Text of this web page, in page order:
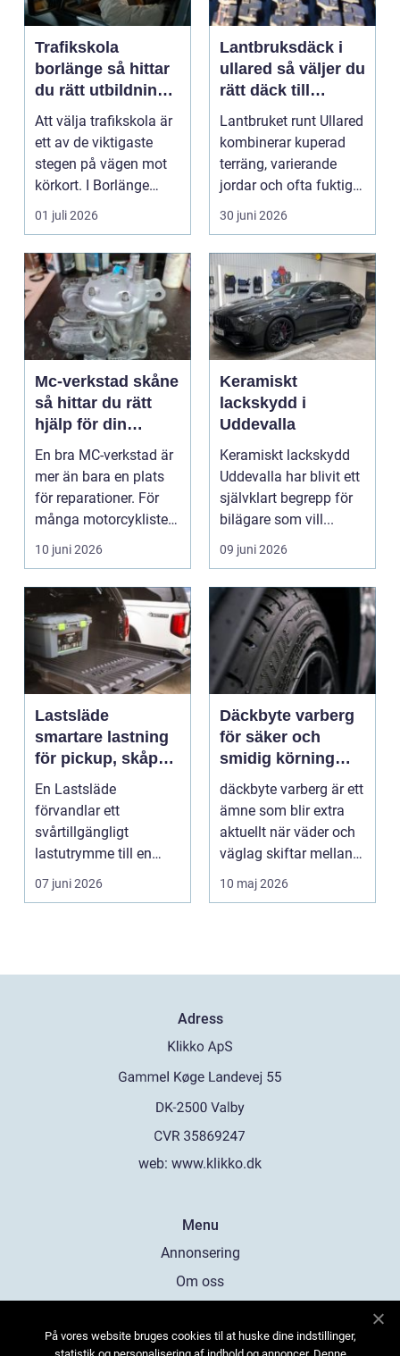
Trafikskola
borlänge så hittar
du rätt utbildning
till körkortet
Att välja trafikskola är
ett av de viktigaste
stegen på vägen mot
körkort. I Borlänge
finns flera al...
01 juli 2026
Lantbruksdäck i
ullared så väljer du
rätt däck till
gårdens maskiner
Lantbruket runt Ullared
kombinerar kuperad
terräng, varierande
jordar och ofta fuktigt
väder. Valet ...
30 juni 2026
Mc-verkstad skåne
så hittar du rätt
hjälp för din
motorcykel
En bra MC-verkstad är
mer än bara en plats
för reparationer. För
många motorcyklister
handlar det om...
10 juni 2026
Keramiskt
lackskydd i
Uddevalla
Keramiskt lackskydd
Uddevalla har blivit ett
självklart begrepp för
bilägare som vill...
09 juni 2026
Lastsläde
smartare lastning
för pickup, skåpbil
och personbil
En Lastsläde
förvandlar ett
svårtillgängligt
lastutrymme till en
lättjobbad yta. Genom
att dra ut la...
07 juni 2026
Däckbyte varberg
för säker och
smidig körning
Året runt
däckbyte varberg är ett
ämne som blir extra
aktuellt när väder och
väglag skiftar mellan
sommar och ...
10 maj 2026
Adress
web: www.klikko.dk
Menu
Annonsering
Om oss
Kontakta oss
På vores website bruges cookies til at huske dine indstillinger,